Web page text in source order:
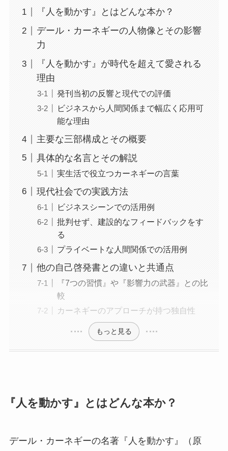
『人を動かす』とはどんな本か？
デール・カーネギーの人物像とその影響
力
『人を動かす』が時代を超えて愛される
理由
発刊当初の反響と現代での評価
ビジネスから人間関係まで幅広く応用可
能な理由
主要な三部構成とその概要
具体的な名言とその解説
実生活で役立つカーネギーの言葉
現代社会での実践方法
ビジネスシーンでの活用例
批判せず、建設的なフィードバックをす
る
プライベートな人間関係での活用例
他の自己啓発書との違いと共通点
『7つの習慣』や『影響力の武器』との比
較
カーネギーのアプローチが持つ独自性
もっと見る
『人を動かす』とはどんな本か？
デール・カーネギーの名著『人を動かす』（原